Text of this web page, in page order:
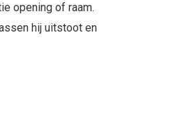
opening of raam.
hij uitstoot en